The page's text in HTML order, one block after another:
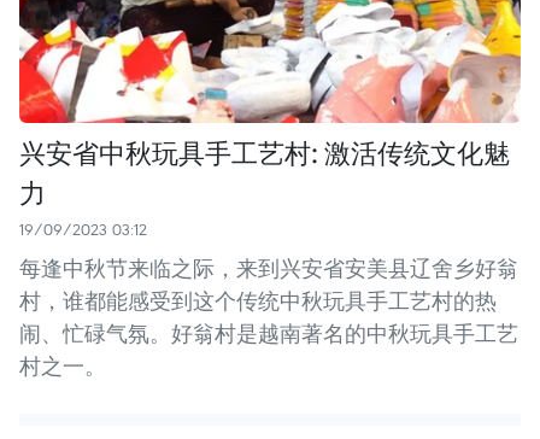
兴安省中秋玩具手工艺村: 激活传统文化魅
力
19/09/2023 03:12
每逢中秋节来临之际，来到兴安省安美县辽舍乡好翁
村，谁都能感受到这个传统中秋玩具手工艺村的热
闹、忙碌气氛。好翁村是越南著名的中秋玩具手工艺
村之一。